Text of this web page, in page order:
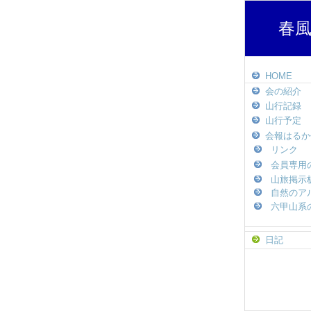
春風
HOME
会の紹介
山行記録
山行予定
会報はる
リンク
会員専用
山旅掲示
自然のア
六甲山系
日記